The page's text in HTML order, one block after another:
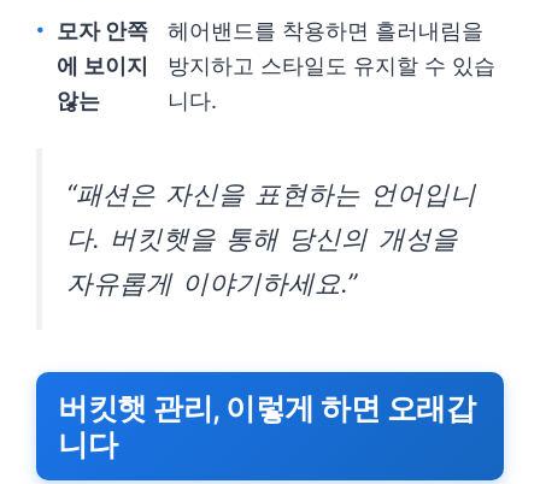
모자 안쪽
에 보이지
않는
헤어밴드를 착용하면 흘러내림을
방지하고 스타일도 유지할 수 있습
니다.
“패션은 자신을 표현하는 언어입니
다. 버킷햇을 통해 당신의 개성을
자유롭게 이야기하세요.”
버킷햇 관리, 이렇게 하면 오래갑
니다